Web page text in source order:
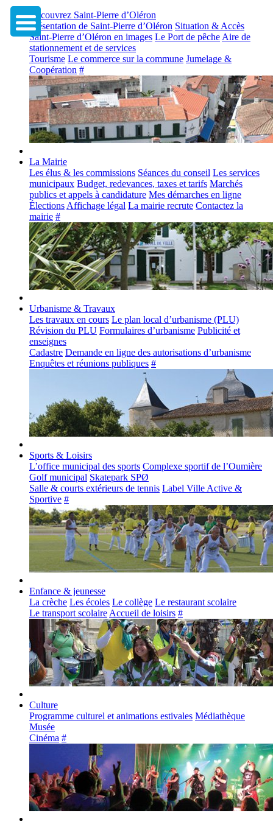
Découvrez Saint-Pierre d’Oléron
Présentation de Saint-Pierre d’Oléron Situation & Accès
Saint-Pierre d’Oléron en images Le Port de pêche Aire de
stationnement et de services
Tourisme Le commerce sur la commune Jumelage &
Coopération #
La Mairie
Les élus & les commissions Séances du conseil Les services
municipaux Budget, redevances, taxes et tarifs Marchés
publics et appels à candidature Mes démarches en ligne
Élections Affichage légal La mairie recrute Contactez la
mairie #
Urbanisme & Travaux
Les travaux en cours Le plan local d’urbanisme (PLU)
Révision du PLU Formulaires d’urbanisme Publicité et
enseignes
Cadastre Demande en ligne des autorisations d’urbanisme
Enquêtes et réunions publiques #
Sports & Loisirs
L’office municipal des sports Complexe sportif de l’Oumière
Golf municipal Skatepark SPØ
Salle & courts extérieurs de tennis Label Ville Active &
Sportive #
Enfance & jeunesse
La crèche Les écoles Le collège Le restaurant scolaire
Le transport scolaire Accueil de loisirs #
Culture
Programme culturel et animations estivales Médiathèque
Musée
Cinéma #